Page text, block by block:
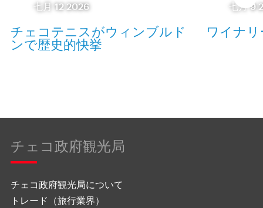
七月 12 2026
チェコテニスがウィンブルド
ンで歴史的快挙
七月 9
ワイナ
チェコ政府観光局
チェコ政府観光局について
トレード（旅行業界）